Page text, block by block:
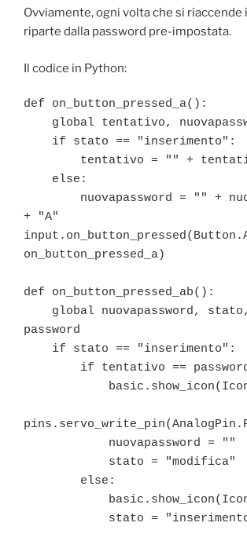
Ovviamente, ogni volta che si riaccende
riparte dalla password pre-impostata.
Il codice in Python:
def on_button_pressed_a():
+ "A"
on_button_pressed_a)
def on_button_pressed_ab():
password